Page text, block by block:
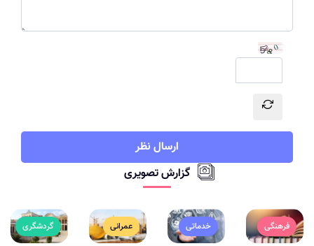
ارسال نظر
گزارش تصویری
فرهنگی خدماتی عمرانی گردشگری